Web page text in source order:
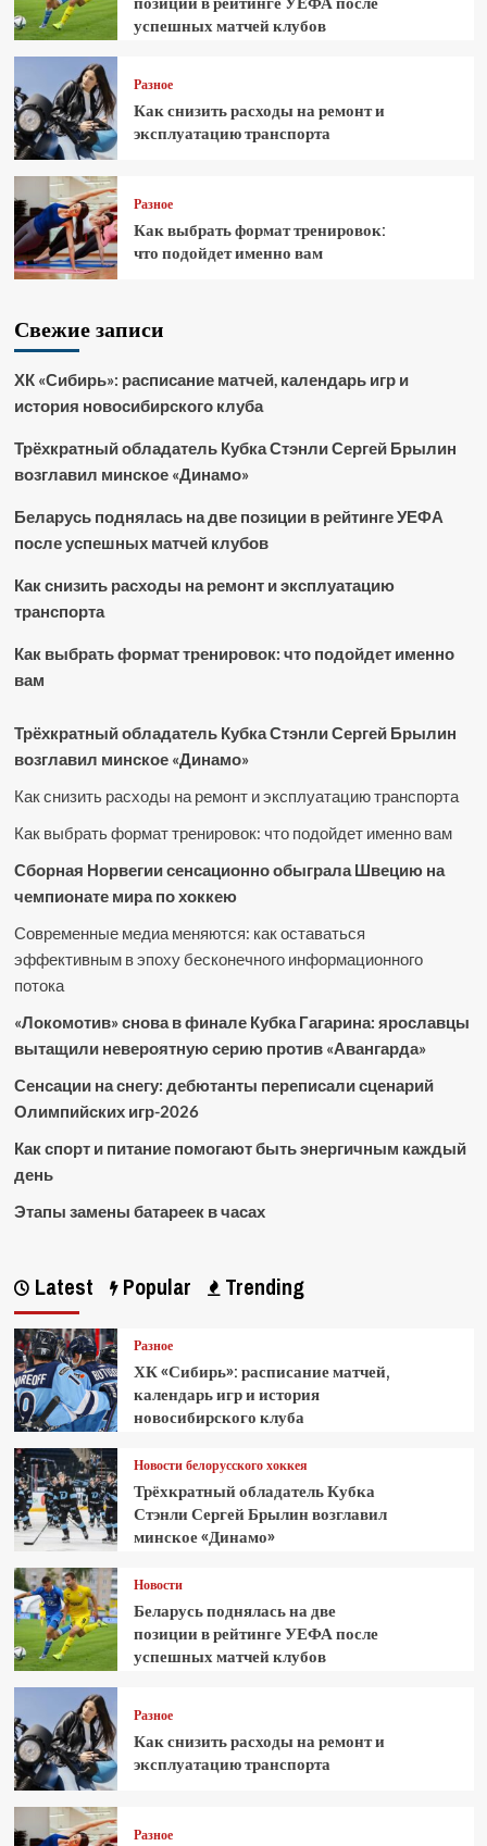
успешных матчей клубов
Разное
Как снизить расходы на ремонт и
эксплуатацию транспорта
Разное
Как выбрать формат тренировок:
что подойдет именно вам
Свежие записи
ХК «Сибирь»: расписание матчей, календарь игр и
история новосибирского клуба
Трёхкратный обладатель Кубка Стэнли Сергей Брылин
возглавил минское «Динамо»
Беларусь поднялась на две позиции в рейтинге УЕФА
после успешных матчей клубов
Как снизить расходы на ремонт и эксплуатацию
транспорта
Как выбрать формат тренировок: что подойдет именно
вам
Трёхкратный обладатель Кубка Стэнли Сергей Брылин
возглавил минское «Динамо»
Как снизить расходы на ремонт и эксплуатацию транспорта
Как выбрать формат тренировок: что подойдет именно вам
Сборная Норвегии сенсационно обыграла Швецию на
чемпионате мира по хоккею
Современные медиа меняются: как оставаться
эффективным в эпоху бесконечного информационного
потока
«Локомотив» снова в финале Кубка Гагарина: ярославцы
вытащили невероятную серию против «Авангарда»
Сенсации на снегу: дебютанты переписали сценарий
Олимпийских игр-2026
Как спорт и питание помогают быть энергичным каждый
день
Этапы замены батареек в часах
Latest Popular Trending
Разное
ХК «Сибирь»: расписание матчей,
календарь игр и история
новосибирского клуба
Новости белорусского хоккея
Трёхкратный обладатель Кубка
Стэнли Сергей Брылин возглавил
минское «Динамо»
Новости
Беларусь поднялась на две
позиции в рейтинге УЕФА после
успешных матчей клубов
Разное
Как снизить расходы на ремонт и
эксплуатацию транспорта
Разное